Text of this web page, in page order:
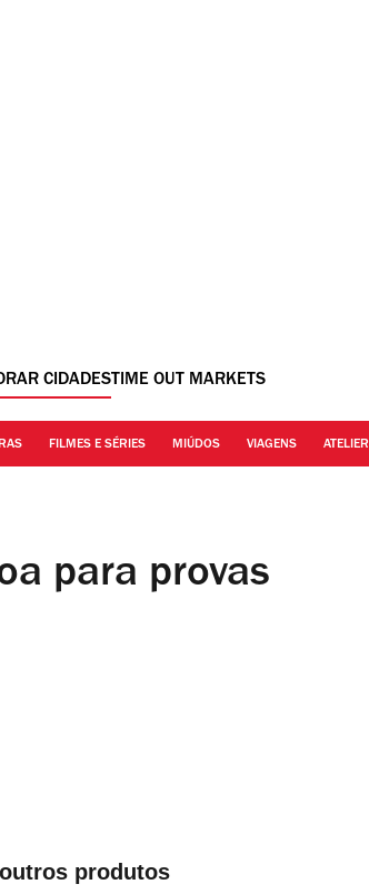
CIDADESTIME OUT MARKETS
FILMES E SÉRIES MIÚDOS VIAGENS ATELIER
para provas
produtos